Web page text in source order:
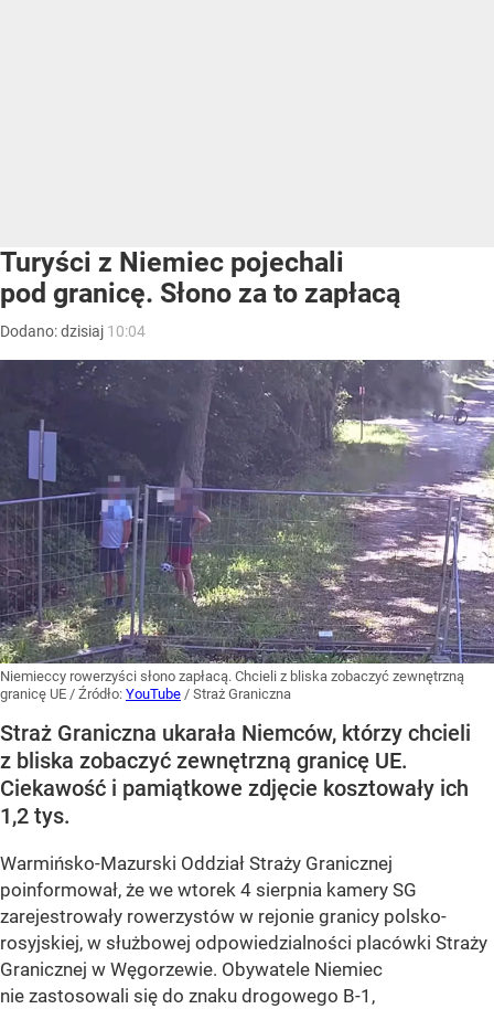
Turyści z Niemiec pojechali
pod granicę. Słono za to zapłacą
Dodano:dzisiaj 10:04
Niemieccy rowerzyści słono zapłacą. Chcieli z bliska zobaczyć zewnętrzną
granicę UE / Źródło: YouTube / Straż Graniczna
Straż Graniczna ukarała Niemców, którzy chcieli
z bliska zobaczyć zewnętrzną granicę UE.
Ciekawość i pamiątkowe zdjęcie kosztowały ich
1,2 tys.
Warmińsko-Mazurski Oddział Straży Granicznej
poinformował, że we wtorek 4 sierpnia kamery SG
zarejestrowały rowerzystów w rejonie granicy polsko-
rosyjskiej, w służbowej odpowiedzialności placówki Straży
Granicznej w Węgorzewie. Obywatele Niemiec
nie zastosowali się do znaku drogowego B-1,